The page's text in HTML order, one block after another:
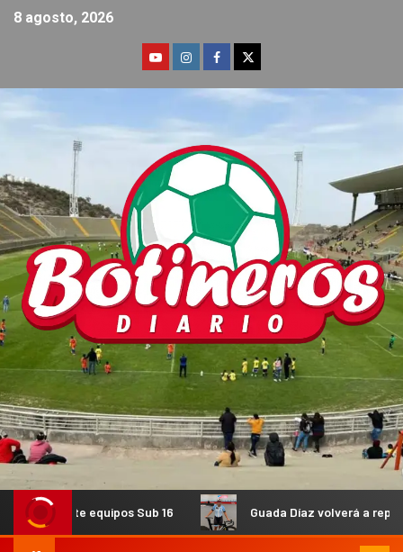
8 agosto, 2026
Sub 16 Guada Díaz volverá a representar al país